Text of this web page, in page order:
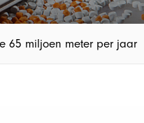
65 miljoen meter per jaar